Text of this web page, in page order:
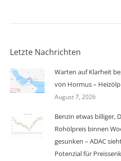
Letzte Nachrichten
Warten auf Klarheit
von Hormus –
August 7, 2026
Benzin etwas billiger,
Rohölpreis binnen
gesunken – ADAC
Potenzial für